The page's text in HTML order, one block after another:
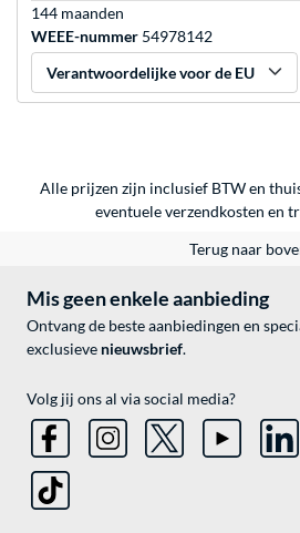
144 maanden
WEEE-nummer 54978142
Verantwoordelijke voor de EU
Alle prijzen zijn inclusief BTW en
eventueleverzendkosten en
Terug naar
Mis geen enkele aanbieding
Ontvang de beste aanbiedingen en
exclusieve nieuwsbrief.
Volg jij ons al via social media?